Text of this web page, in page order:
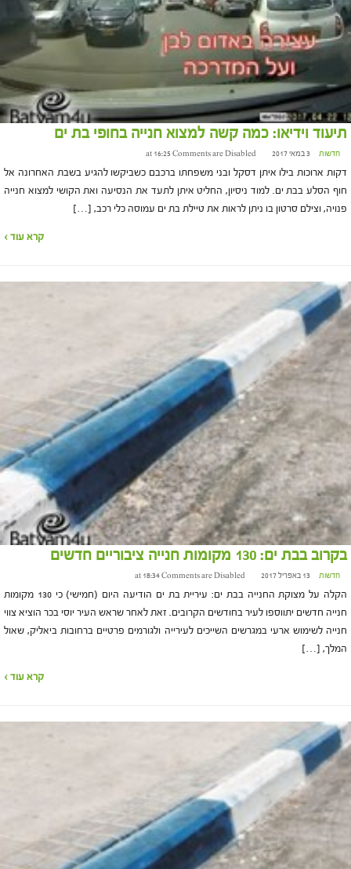
תיעוד וידיאו: כמה קשה למצוא חנייה בחופי בת ים
חדשות 3 במאי 2017 at 16:25 Comments are Disabled
דקות ארוכות בילו איתן דסקל ובני משפחתו ברכבם כשביקשו להגיע בשבת האחרונה אל
חוף הסלע בבת ים. למוד ניסיון, החליט איתן לתעד את הנסיעה ואת הקושי למצוא חנייה
פנויה, וצילם סרטון בו ניתן לראות את טיילת בת ים עמוסה כלי רכב, […]
קרא עוד ›
בקרוב בבת ים: 130 מקומות חנייה ציבוריים חדשים
חדשות 13 באפריל 2017 at 18:34 Comments are Disabled
הקלה על מצוקת החנייה בבת ים: עיריית בת ים הודיעה היום (חמישי) כי 130 מקומות
חנייה חדשים יתווספו לעיר בחודשים הקרובים. זאת לאחר שראש העיר יוסי בכר הוציא צווי
חנייה לשימוש ארעי במגרשים השייכים לעירייה ולגורמים פרטיים ברחובות ביאליק, שאול
המלך, […]
קרא עוד ›